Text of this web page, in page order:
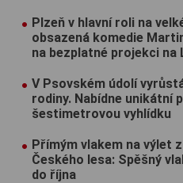
Plzeň v hlavní roli na
obsazená komedie
na bezplatné projekci na
V Psovském údolí
rodiny. Nabídne unikátní
šestimetrovou vyhlídku
Přímým vlakem na výlet
Českého lesa: Spěšný
do října